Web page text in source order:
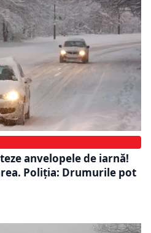
anvelopele de iarnă!
Poliția: Drumurile pot